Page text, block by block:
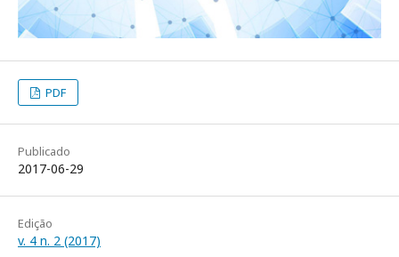
PDF
Publicado
2017-06-29
Edição
v. 4 n. 2 (2017)